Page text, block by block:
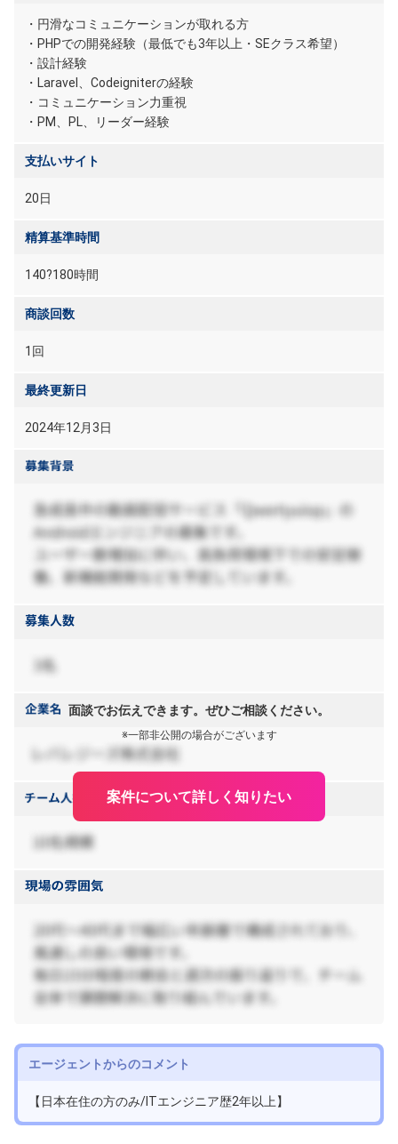
・円滑なコミュニケーションが取れる方
・PHPでの開発経験（最低でも3年以上・SEクラス希望）
・設計経験
・Laravel、Codeigniterの経験
・コミュニケーション力重視
・PM、PL、リーダー経験
支払いサイト
20日
精算基準時間
140?180時間
商談回数
1回
最終更新日
2024年12月3日
面談でお伝えできます。ぜひご相談ください。
※一部非公開の場合がございます
案件について詳しく知りたい
エージェントからのコメント
【日本在住の方のみ/ITエンジニア歴2年以上】